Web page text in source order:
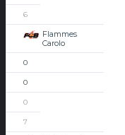
6
Flammes
Carolo
0
0
0
7